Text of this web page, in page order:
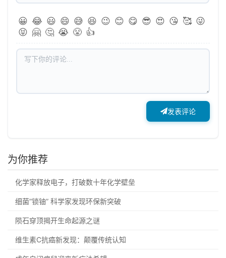
😀 😂 😃 😄 😅 😆 😉 😊 😋 😎 😍 😘 🥰 😜
😝 🤗 🤔 😭 😤 👍
发表评论
为你推荐
化学家释放电子，打破数十年化学壁垒
细菌”锁铀” 科学家发现环保新突破
陨石穿顶揭开生命起源之谜
维生素C抗癌新发现：颠覆传统认知